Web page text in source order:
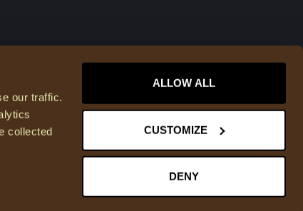
our traffic.
collected
ALLOW ALL
CUSTOMIZE
DENY